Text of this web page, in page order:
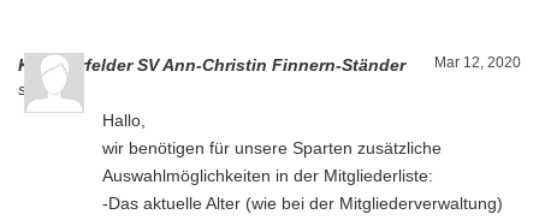
Mar 12, 2020
Kummerfelder SV Ann-Christin Finnern-Ständer
schrieb
Hallo,
wir benötigen für unsere Sparten zusätzliche
Auswahlmöglichkeiten in der Mitgliederliste:
-Das aktuelle Alter (wie bei der Mitgliederverwaltung)